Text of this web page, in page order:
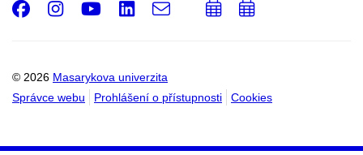
© 2026 Masarykova univerzita
Správce webu
Prohlášení o přístupnosti Cookies
Facebook
Instagram
Youtube
LinkedIn
e-
PřidatPřidat